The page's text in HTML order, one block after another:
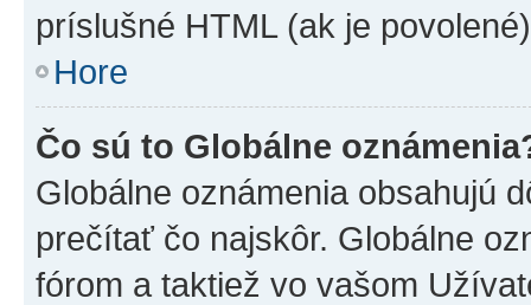
príslušné HTML (ak je
Hore
Čo sú to Globálne
Globálne oznámenia obsahujú
prečítať čo najskôr. Globálne
fórom a taktiež vo vašom